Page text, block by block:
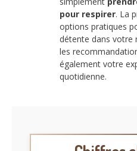
pour respirer. La
options pratiques
détente dans votre
les
également votre
quotidienne.